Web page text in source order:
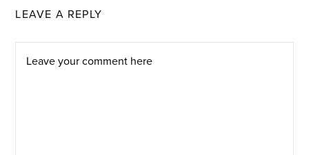
LEAVE A REPLY